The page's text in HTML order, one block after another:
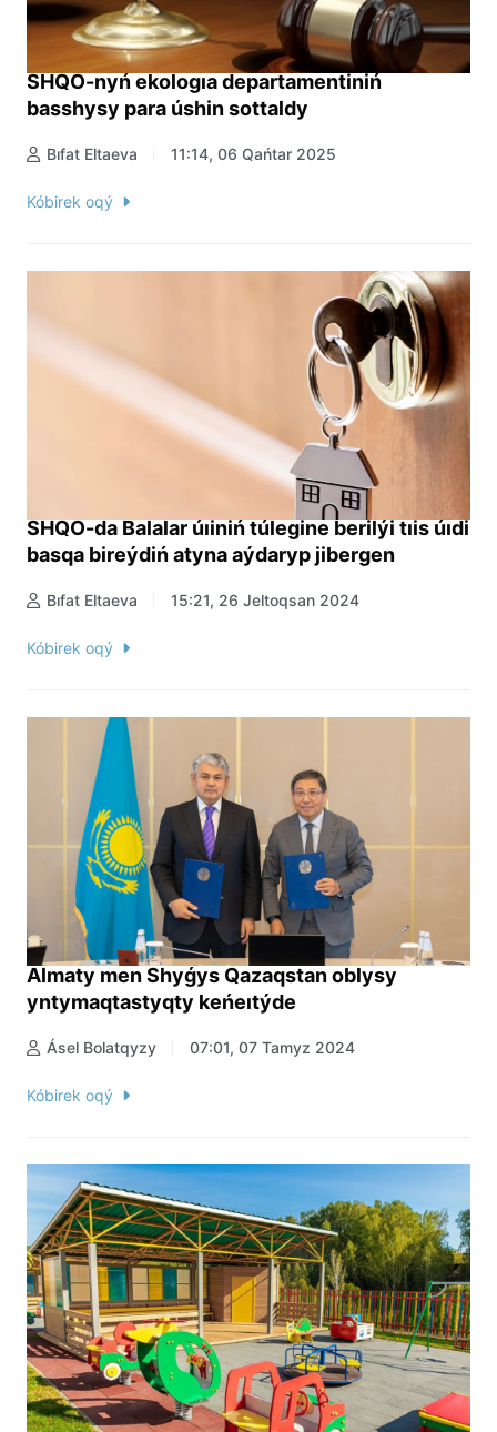
SHQO-nyń ekologıa departamentiniń
basshysy para úshin sottaldy
Bıfat Eltaeva 11:14, 06 Qańtar 2025
Kóbirek oqý
SHQO-da Balalar úıiniń túlegine berilýi tıis úıdi
basqa bireýdiń atyna aýdaryp jibergen
Bıfat Eltaeva 15:21, 26 Jeltoqsan 2024
Kóbirek oqý
Almaty men Shyǵys Qazaqstan oblysy
yntymaqtastyqty keńeıtýde
Ásel Bolatqyzy 07:01, 07 Tamyz 2024
Kóbirek oqý